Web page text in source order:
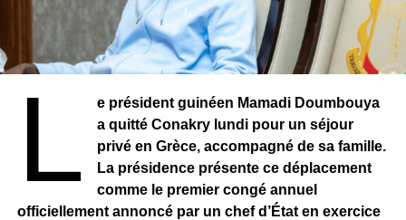
L
e président guinéen Mamadi Doumbouya
a quitté Conakry lundi pour un séjour
privé en Grèce, accompagné de sa famille.
La présidence présente ce déplacement
comme le premier congé annuel
officiellement annoncé par un chef d’État en exercice